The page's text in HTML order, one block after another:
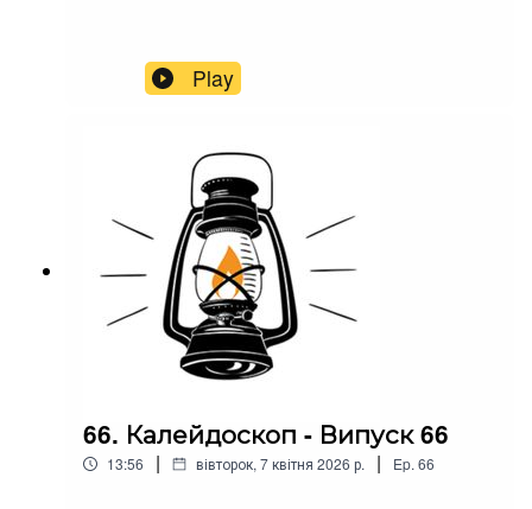
Play
66. Калейдоскоп - Випуск 66
13:56 | вівторок, 7 квітня 2026 р. | Ep. 66